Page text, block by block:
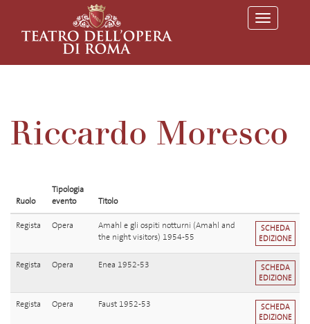
T
o
l
g
a
Riccardo Moresco
Ruolo
Tipologia
evento
Titolo
Regista Opera
Amahl e gli ospiti notturni (Amahl and
the night visitors) 1954-55
SCHEDA
EDIZIONE
Regista Opera Enea 1952-53
SCHEDA
EDIZIONE
Regista Opera Faust 1952-53
SCHEDA
EDIZIONE